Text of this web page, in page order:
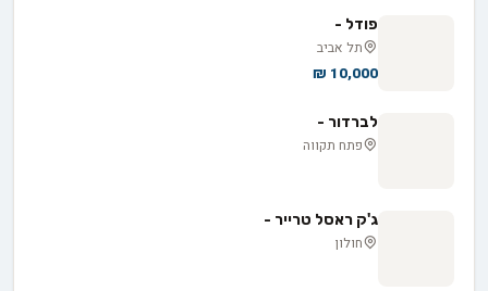
פודל -
תל אביב
10,000 ₪
לברדור -
פתח תקווה
ג'ק ראסל טרייר -
חולון